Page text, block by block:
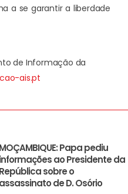
a se garantir a liberdade
de Informação da
ais.pt
MOÇAMBIQUE: Papa pediu
informações ao Presidente da
República sobre o
assassinato de D. Osório